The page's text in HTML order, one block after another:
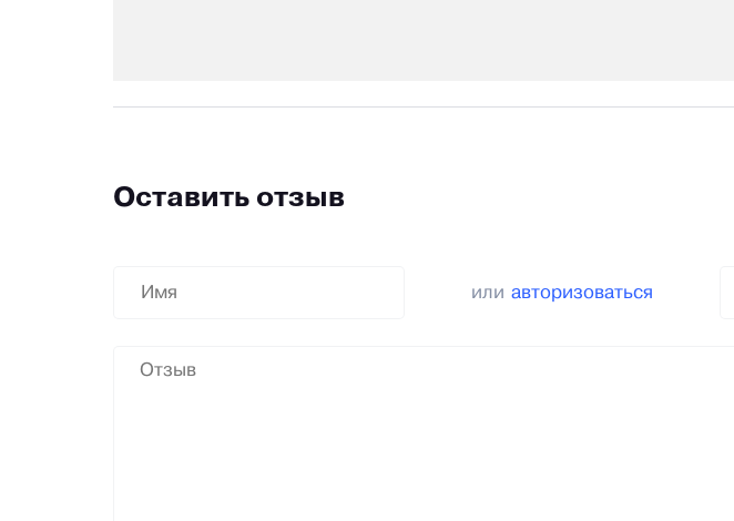
Оставить отзыв
или авторизоваться